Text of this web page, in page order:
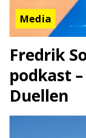
Media
Fredrik
podkast
Duellen